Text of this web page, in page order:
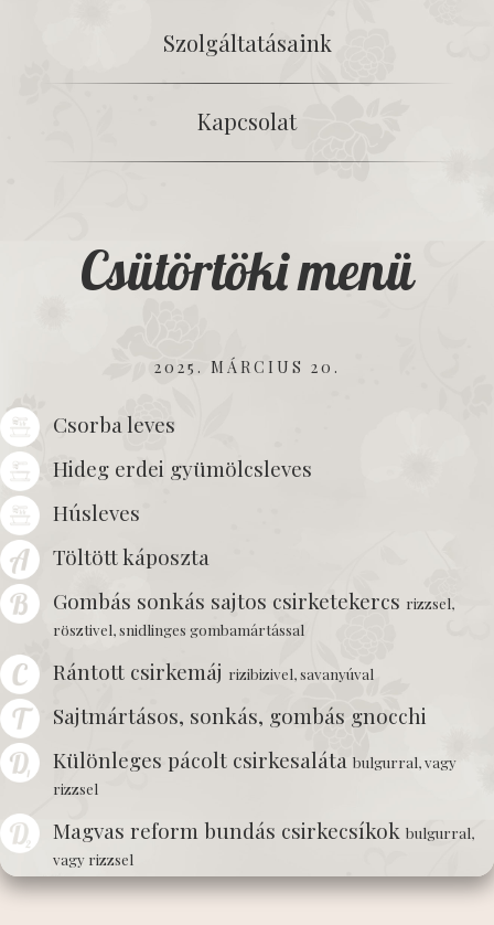
Szolgáltatásaink
Kapcsolat
Csütörtöki menü
2025. MÁRCIUS 20.
Csorba leves
Hideg erdei gyümölcsleves
Húsleves
Töltött káposzta
Gombás sonkás sajtos csirketekercs rizzsel,
rösztivel, snidlinges gombamártással
Rántott csirkemáj rizibizivel, savanyúval
Sajtmártásos, sonkás, gombás gnocchi
Különleges pácolt csirkesaláta bulgurral, vagy
rizzsel
Magvas reform bundás csirkecsíkok bulgurral,
vagy rizzsel